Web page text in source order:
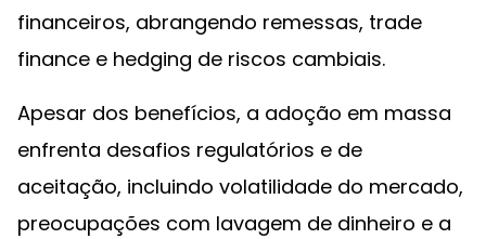
financeiros, abrangendo remessas, trade
finance e hedging de riscos cambiais.
Apesar dos benefícios, a adoção em massa
enfrenta desafios regulatórios e de
aceitação, incluindo volatilidade do mercado,
preocupações com lavagem de dinheiro e a